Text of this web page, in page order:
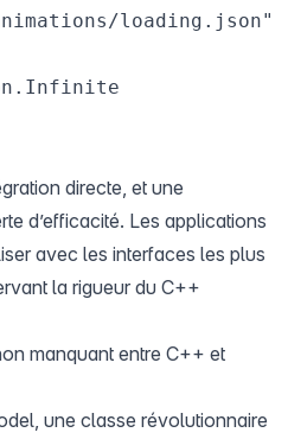
loading.json"
directe, et une
d’efficacité. Les applications
avec les interfaces les plus
la rigueur du C++
manquant entre C++ et
une classe révolutionnaire